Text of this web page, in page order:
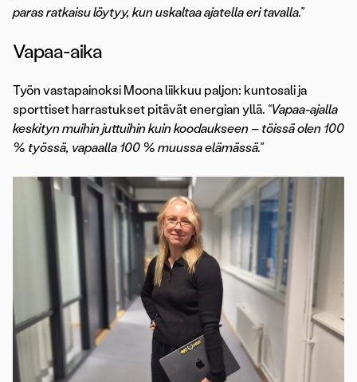
paras ratkaisu löytyy, kun uskaltaa ajatella eri tavalla.”
Vapaa-aika
Työn vastapainoksi Moona liikkuu paljon: kuntosali ja
sporttiset harrastukset pitävät energian yllä. “Vapaa-ajalla
keskityn muihin juttuihin kuin koodaukseen – töissä olen 100
% työssä, vapaalla 100 % muussa elämässä.”